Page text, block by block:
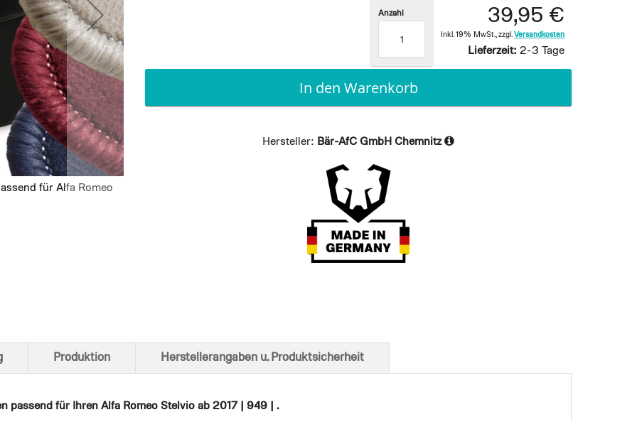
für Alfa Romeo
Ansicht von unten
39,95 €
Inkl. 19% MwSt. zzgl. Versandkosten
Lieferzeit: 2-3 Tage
Anzahl
In den Warenkorb
Hersteller: Bär-AfC GmbH Chemnitz
passend für Ihren Alfa Romeo Stelvio ab 2017 | 949 | .
Produktion Herstellerangaben u. Produktsicherheit